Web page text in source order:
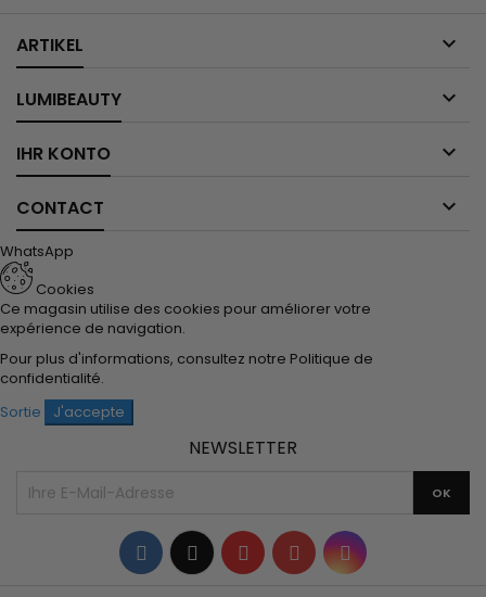
ARTIKEL 
LUMIBEAUTY 
IHR KONTO 
CONTACT 
WhatsApp
Cookies
Ce magasin utilise des cookies pour améliorer votre
expérience de navigation.
Pour plus d'informations, consultez notre Politique de
confidentialité.
Sortie
J'accepte
NEWSLETTER
Facebook
TwitterYouTubePinterestInstagram